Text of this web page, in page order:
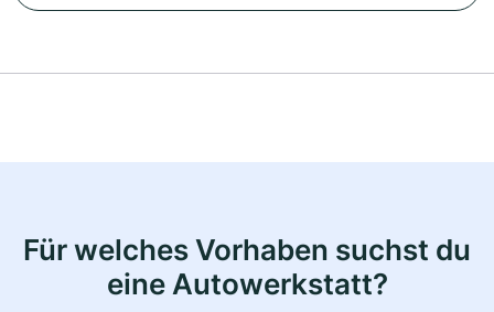
Für welches Vorhaben suchst du
eine Autowerkstatt?